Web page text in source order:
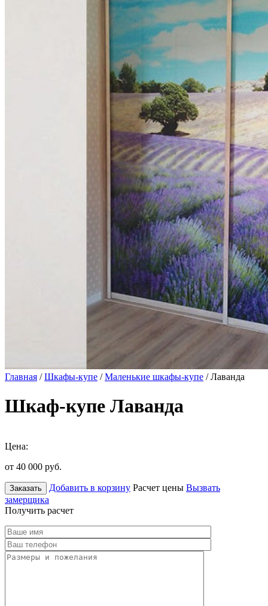
Главная /Шкафы-купе /Маленькие шкафы-купе / Лаванда
Шкаф-купе Лаванда
Цена:
от 40 000 руб.
Заказать Добавить в корзину Расчет цены Вызвать
замерщика
Получить расчет